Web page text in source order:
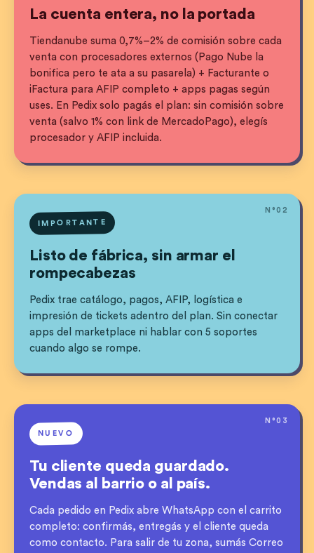
La cuenta entera, no la portada
Tiendanube suma 0,7%–2% de comisión sobre cada
venta con procesadores externos (Pago Nube la
bonifica pero te ata a su pasarela) + Facturante o
iFactura para AFIP completo + apps pagas según
uses. En Pedix solo pagás el plan: sin comisión sobre
venta (salvo 1% con link de MercadoPago), elegís
procesador y AFIP incluida.
IMPORTANTE
Listo de fábrica, sin armar el
rompecabezas
Pedix trae catálogo, pagos, AFIP, logística e
impresión de tickets adentro del plan. Sin conectar
apps del marketplace ni hablar con 5 soportes
cuando algo se rompe.
N°02
NUEVO
Tu cliente queda guardado.
Vendas al barrio o al país.
Cada pedido en Pedix abre WhatsApp con el carrito
completo: confirmás, entregás y el cliente queda
como contacto. Para salir de tu zona, sumás Correo
N°03